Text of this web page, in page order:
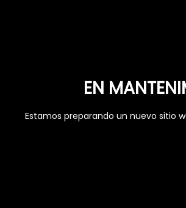
EN
Estamos preparando un nuevo sitio